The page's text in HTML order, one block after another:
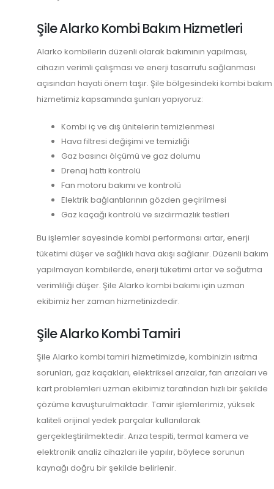
Şile Alarko Kombi Bakım Hizmetleri
Alarko kombilerin düzenli olarak bakımının yapılması,
cihazın verimli çalışması ve enerji tasarrufu sağlanması
açısından hayati önem taşır. Şile bölgesindeki kombi bakım
hizmetimiz kapsamında şunları yapıyoruz:
Kombi iç ve dış ünitelerin temizlenmesi
Hava filtresi değişimi ve temizliği
Gaz basıncı ölçümü ve gaz dolumu
Drenaj hattı kontrolü
Fan motoru bakımı ve kontrolü
Elektrik bağlantılarının gözden geçirilmesi
Gaz kaçağı kontrolü ve sızdırmazlık testleri
Bu işlemler sayesinde kombi performansı artar, enerji
tüketimi düşer ve sağlıklı hava akışı sağlanır. Düzenli bakım
yapılmayan kombilerde, enerji tüketimi artar ve soğutma
verimliliği düşer. Şile Alarko kombi bakımı için uzman
ekibimiz her zaman hizmetinizdedir.
Şile Alarko Kombi Tamiri
Şile Alarko kombi tamiri hizmetimizde, kombinizin ısıtma
sorunları, gaz kaçakları, elektriksel arızalar, fan arızaları ve
kart problemleri uzman ekibimiz tarafından hızlı bir şekilde
çözüme kavuşturulmaktadır. Tamir işlemlerimiz, yüksek
kaliteli orijinal yedek parçalar kullanılarak
gerçekleştirilmektedir. Arıza tespiti, termal kamera ve
elektronik analiz cihazları ile yapılır, böylece sorunun
kaynağı doğru bir şekilde belirlenir.